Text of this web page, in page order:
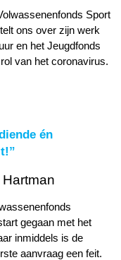
Sport
ons over zijn werk
en het Jeugdfonds
van het coronavirus.
én
gegaan met het
inmiddels is de
aanvraag een feit.